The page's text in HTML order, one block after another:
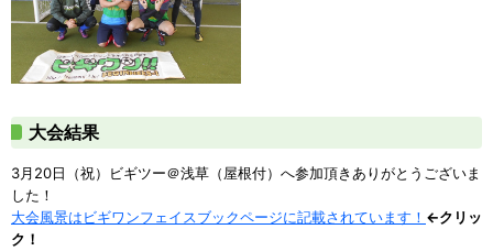
大会結果
3月20日（祝）ビギツー＠浅草（屋根付）へ参加頂きありがとうございま
した！
大会風景はビギワンフェイスブックページに記載されています！ ←クリッ
ク！